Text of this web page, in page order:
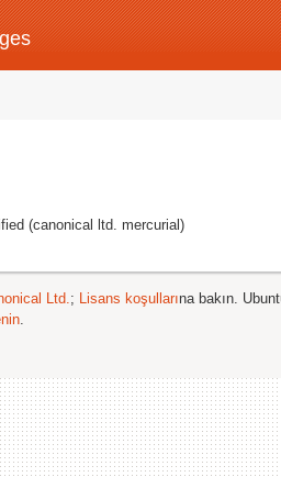
(canonical ltd. mercurial)
Ltd.; Lisans koşullarına bakın.
.